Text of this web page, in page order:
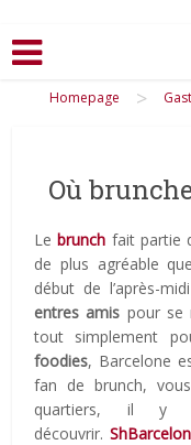
Homepage >
Où
Lebrunch fait partie
de plus agréable
début de l’après-
entres amis pour se
tout simplement
foodies, Barcelone
fan de brunch,
quartiers, il y
découvrir.